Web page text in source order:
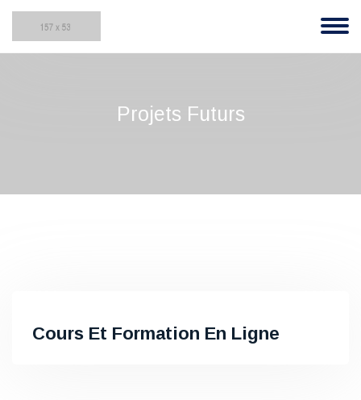
Projets Futurs
Cours Et Formation En Ligne